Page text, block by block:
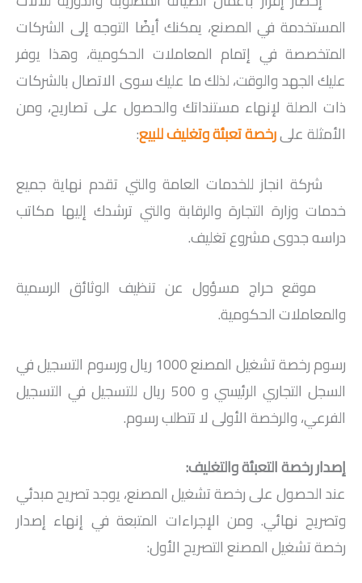
المستخدمة في المصنع، يمكنك أيضًا التوجه إلى الشركات
المتخصصة في إتمام المعاملات الحكومية، وهذا يوفر
عليك الجهد والوقت، لذلك ما عليك سوى الاتصال بالشركات
ذات الصلة لإنهاء مستنداتك والحصول على تصاريح، ومن
الأمثلة علىرخصة تعبئة وتغليف للبيع:
شركة انجاز للخدمات العامة والتي تقدم نهاية جميع
خدمات وزارة التجارة والرقابة والتي ترشدك إليها مكاتب
دراسه جدوى مشروع تغليف.
موقع حراج مسؤول عن تنظيف الوثائق الرسمية
والمعاملات الحكومية.
رسوم رخصة تشغيل المصنع 1000 ريال ورسوم التسجيل في
السجل التجاري الرئيسي و 500 ريال للتسجيل في التسجيل
الفرعي، والرخصة الأولى لا تتطلب رسوم.
إصدار رخصة التعبئة والتغليف:
عند الحصول على رخصة تشغيل المصنع، يوجد تصريح مبدئي
وتصريح نهائي. ومن الإجراءات المتبعة في إنهاء إصدار
رخصة تشغيل المصنع التصريح الأول: